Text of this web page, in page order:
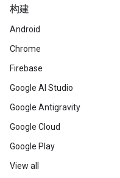
构建
Android
Chrome
Firebase
Google AI Studio
Google Antigravity
Google Cloud
Google Play
View all